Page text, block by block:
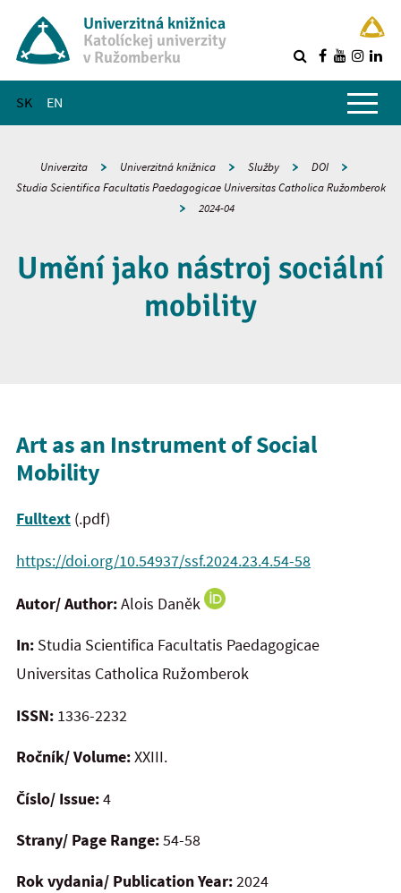
Univerzitná knižnica
Katolíckej univerzity
v Ružomberku
SK EN
Hlavné menu
Univerzita Univerzitná knižnica Služby
DOI
Studia Scientifica Facultatis Paedagogicae Universitas Catholica Ružomberok
2024-04
Umění jako nástroj sociální
mobility
Art as an Instrument of Social
Mobility
Fulltext (.pdf)
https://doi.org/10.54937/ssf.2024.23.4.54-58
Autor/ Author:Alois Daněk
In: Studia Scientifica Facultatis Paedagogicae
Universitas Catholica Ružomberok
ISSN: 1336-2232
Ročník/ Volume:XXIII.
Číslo/ Issue:4
Strany/ Page Range:54-58
Rok vydania/ Publication Year:2024